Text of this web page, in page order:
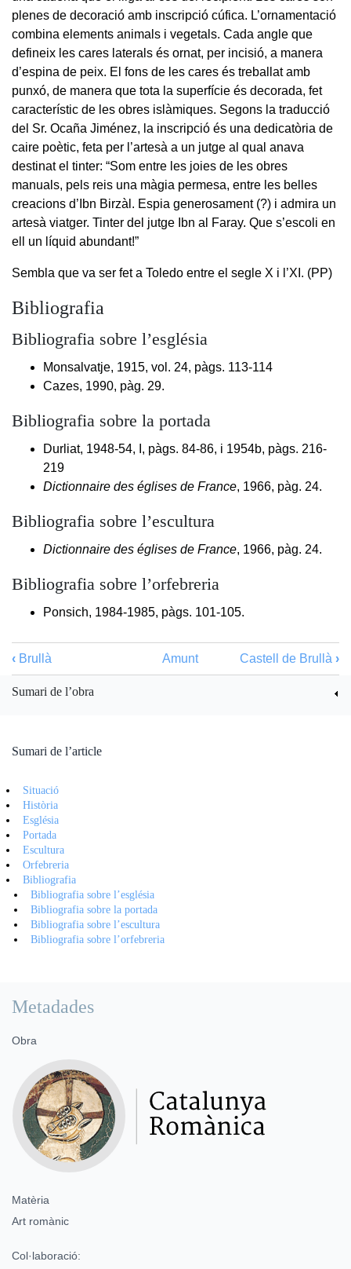
plenes de decoració amb inscripció cúfica. L’ornamentació
combina elements animals i vegetals. Cada angle que
defineix les cares laterals és ornat, per incisió, a manera
d’espina de peix. El fons de les cares és treballat amb
punxó, de manera que tota la superfície és decorada, fet
característic de les obres islàmiques. Segons la traducció
del Sr. Ocaña Jiménez, la inscripció és una dedicatòria de
caire poètic, feta per l’artesà a un jutge al qual anava
destinat el tinter: “Som entre les joies de les obres
manuals, pels reis una màgia permesa, entre les belles
creacions d’Ibn Birzàl. Espia generosament (?) i admira un
artesà viatger. Tinter del jutge Ibn al Faray. Que s’escoli en
ell un líquid abundant!”
Sembla que va ser fet a Toledo entre el segle X i l’XI. (PP)
Bibliografia
Bibliografia sobre l’església
Monsalvatje, 1915, vol. 24, pàgs. 113-114
Cazes, 1990, pàg. 29.
Bibliografia sobre la portada
Durliat, 1948-54, I, pàgs. 84-86, i 1954b, pàgs. 216-
219
Dictionnaire des églises de France, 1966, pàg. 24.
Bibliografia sobre l’escultura
Dictionnaire des églises de France, 1966, pàg. 24.
Bibliografia sobre l’orfebreria
Ponsich, 1984-1985, pàgs. 101-105.
‹ Brullà Amunt Castell de Brullà ›
Sumari de l’obra
Sumari de l’article
Situació
Història
Església
Portada
Escultura
Orfebreria
Bibliografia
Bibliografia sobre l’església
Bibliografia sobre la portada
Bibliografia sobre l’escultura
Bibliografia sobre l’orfebreria
Metadades
Obra
Matèria
Art romànic
Col·laboració: